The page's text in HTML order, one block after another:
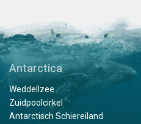
Antarctica
Weddellzee
Zuidpoolcirkel
Antarctisch Schiereiland